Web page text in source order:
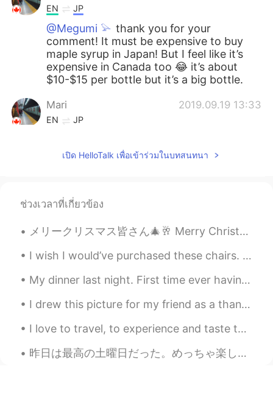
EN JP
@Megumi 𓅫 thank you for your
comment! It must be expensive to buy
maple syrup in Japan! But I feel like it’s
expensive in Canada too 😂 it’s about
$10-$15 per bottle but it’s a big bottle.
Mari 2019.09.19 13:33
EN JP
に助かります🙇‍♀️次の投稿で私なりの使い方
EN JP
@Aiko ありがとうございます😊 おそらく
英語の方が得意なのでcreativeに感じるの
かもしれません！バニラのアイスクリーム
に乗せたら美味しそうですねーさらにウィ
スキーかブランデーを垂らしても美味しい
かもしれません。
EN JP
@Kyoko きょうこヨーグルトに入れても
เปิด HelloTalk เพื่อเข้าร่วมในบทสนทนา
ช่วงเวลาที่เกี่ยวข้อง
メリークリスマス皆さん🎄🥂 Merry Christmas Everybody ☃️🎅 It has been a rough year for myself and probably mo...
I wish I would’ve purchased these chairs. They were made in 1965. The backs of them were so unusu...
My dinner last night. First time ever having Korean bbq and I think I have a new favorite type of...
I drew this picture for my friend as a thank you for being so kind in helping me with my Japanese...
I love to travel, to experience and taste the variety of the world. Traveling is truly an invest...
昨日は最高の土曜日だった。めっちゃ楽しかった :) 僕の家で友達、ゲーム、酒、餃子、音楽、花火。HTは本当にいい事だ。無かったら、この素晴らしい人に、ひかるとさゆり、会う機会がないと思います。...